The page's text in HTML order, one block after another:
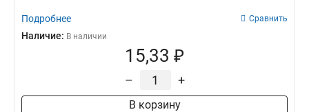
Подробнее Сравнить
Наличие: В наличии
15,33 ₽
– +
В корзину